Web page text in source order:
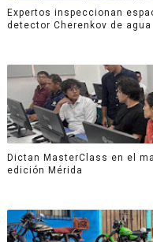
Expertos inspeccionan
detector Cherenkov de agua
Dictan MasterClass en el
edición Mérida